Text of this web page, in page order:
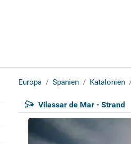
Europa Spanien Katalonien
Vilassar de Mar - Strand